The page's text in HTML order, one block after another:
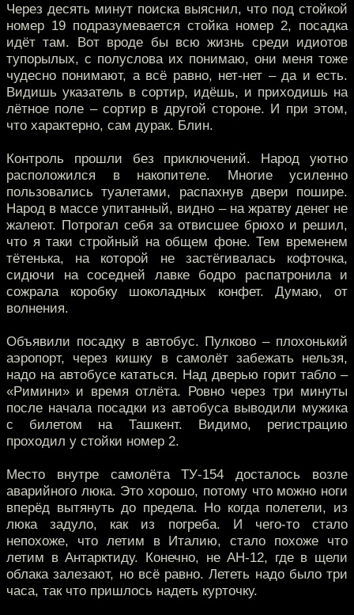
Через десять минут поиска выяснил, что под стойкой
номер 19 подразумевается стойка номер 2, посадка
идёт там. Вот вроде бы всю жизнь среди идиотов
тупорылых, с полуслова их понимаю, они меня тоже
чудесно понимают, а всё равно, нет-нет – да и есть.
Видишь указатель в сортир, идёшь, и приходишь на
лётное поле – сортир в другой стороне. И при этом,
что характерно, сам дурак. Блин.
Контроль прошли без приключений. Народ уютно
расположился в накопителе. Многие усиленно
пользовались туалетами, распахнув двери пошире.
Народ в массе упитанный, видно – на жратву денег не
жалеют. Потрогал себя за отвисшее брюхо и решил,
что я таки стройный на общем фоне. Тем временем
тётенька, на которой не застёгивалась кофточка,
сидючи на соседней лавке бодро распатронила и
сожрала коробку шоколадных конфет. Думаю, от
волнения.
Объявили посадку в автобус. Пулково – плохонький
аэропорт, через кишку в самолёт забежать нельзя,
надо на автобусе кататься. Над дверью горит табло –
«Римини» и время отлёта. Ровно через три минуты
после начала посадки из автобуса выводили мужика
с билетом на Ташкент. Видимо, регистрацию
проходил у стойки номер 2.
Место внутре самолёта ТУ-154 досталось возле
аварийного люка. Это хорошо, потому что можно ноги
вперёд вытянуть до предела. Но когда полетели, из
люка задуло, как из погреба. И чего-то стало
непохоже, что летим в Италию, стало похоже что
летим в Антарктиду. Конечно, не АН-12, где в щели
облака залезают, но всё равно. Лететь надо было три
часа, так что пришлось надеть курточку.